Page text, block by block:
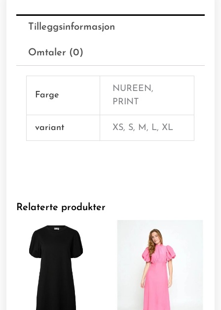
Tilleggsinformasjon
Omtaler (0)
Farge
NUREEN,
PRINT
variant XS, S, M, L, XL
Relaterte produkter